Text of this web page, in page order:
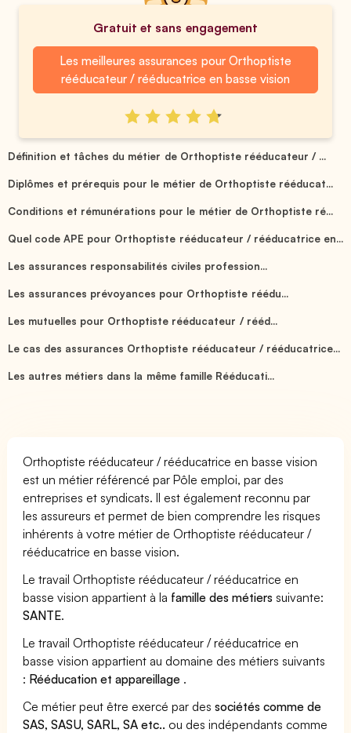
Gratuit et sans engagement
Les meilleures assurances pour Orthoptiste
rééducateur / rééducatrice en basse vision
Définition et tâches du métier de Orthoptiste rééducateur / ...
Diplômes et prérequis pour le métier de Orthoptiste rééducat...
Conditions et rémunérations pour le métier de Orthoptiste ré...
Quel code APE pour Orthoptiste rééducateur / rééducatrice en...
Les assurances responsabilités civiles profession...
Les assurances prévoyances pour Orthoptiste réédu...
Les mutuelles pour Orthoptiste rééducateur / rééd...
Le cas des assurances Orthoptiste rééducateur / rééducatrice...
Les autres métiers dans la même famille Rééducati...
Orthoptiste rééducateur / rééducatrice en basse vision
est un métier référencé par Pôle emploi, par des
entreprises et syndicats. Il est également reconnu par
les assureurs et permet de bien comprendre les risques
inhérents à votre métier de Orthoptiste rééducateur /
rééducatrice en basse vision.
Le travail Orthoptiste rééducateur / rééducatrice en
basse vision appartient à la famille des métiers suivante:
SANTE.
Le travail Orthoptiste rééducateur / rééducatrice en
basse vision appartient au domaine des métiers suivants
: Rééducation et appareillage .
Ce métier peut être exercé par dessociétés comme de
SAS, SASU, SARL, SA etc.. ou des indépendants comme